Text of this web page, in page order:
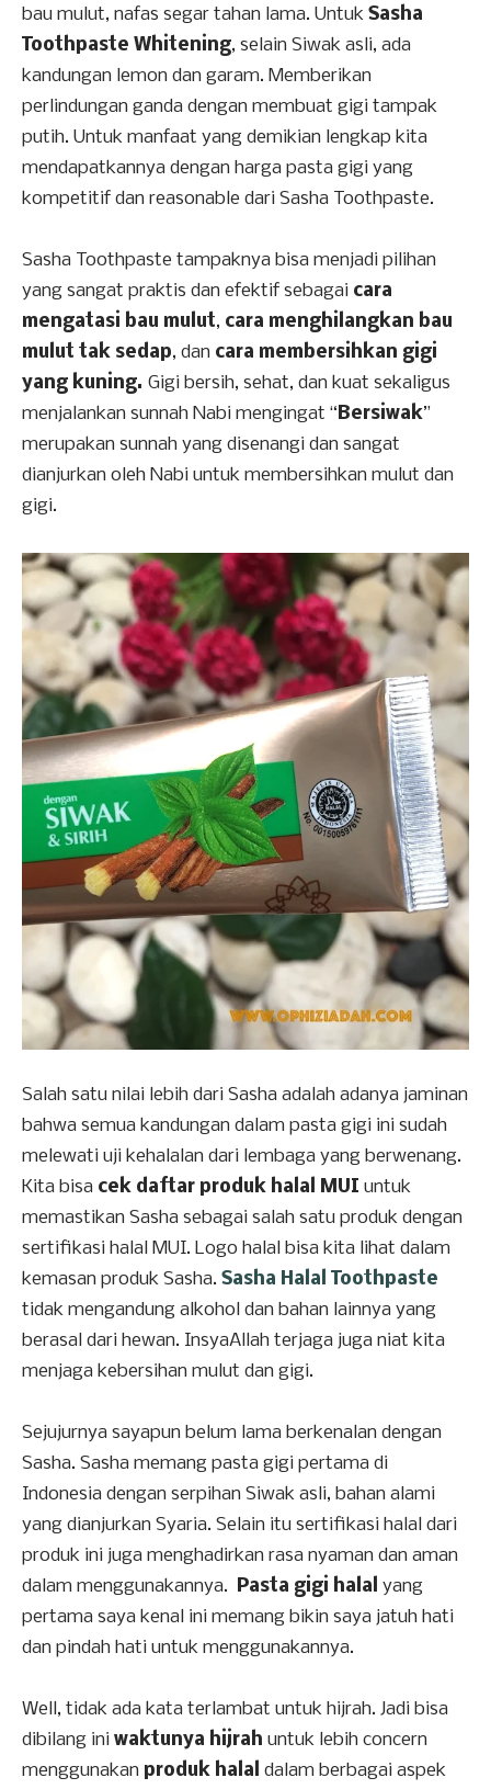
bau mulut, nafas segar tahan lama. Untuk Sasha
Toothpaste Whitening, selain Siwak asli, ada
kandungan lemon dan garam. Memberikan
perlindungan ganda dengan membuat gigi tampak
putih. Untuk manfaat yang demikian lengkap kita
mendapatkannya dengan harga pasta gigi yang
kompetitif dan reasonable dari Sasha Toothpaste.
Sasha Toothpaste tampaknya bisa menjadi pilihan
yang sangat praktis dan efektif sebagai cara
mengatasi bau mulut, cara menghilangkan bau
mulut tak sedap, dan cara membersihkan gigi
yang kuning. Gigi bersih, sehat, dan kuat sekaligus
menjalankan sunnah Nabi mengingat “Bersiwak”
merupakan sunnah yang disenangi dan sangat
dianjurkan oleh Nabi untuk membersihkan mulut dan
gigi.
Salah satu nilai lebih dari Sasha adalah adanya jaminan
bahwa semua kandungan dalam pasta gigi ini sudah
melewati uji kehalalan dari lembaga yang berwenang.
Kita bisa cek daftar produk halal MUI untuk
memastikan Sasha sebagai salah satu produk dengan
sertifikasi halal MUI. Logo halal bisa kita lihat dalam
kemasan produk Sasha. Sasha Halal Toothpaste
tidak mengandung alkohol dan bahan lainnya yang
berasal dari hewan. InsyaAllah terjaga juga niat kita
menjaga kebersihan mulut dan gigi.
Sejujurnya sayapun belum lama berkenalan dengan
Sasha. Sasha memang pasta gigi pertama di
Indonesia dengan serpihan Siwak asli, bahan alami
yang dianjurkan Syaria. Selain itu sertifikasi halal dari
produk ini juga menghadirkan rasa nyaman dan aman
dalam menggunakannya.
Pasta gigi halal yang
pertama saya kenal ini memang bikin saya jatuh hati
dan pindah hati untuk menggunakannya.
Well, tidak ada kata terlambat untuk hijrah. Jadi bisa
dibilang ini waktunya hijrah untuk lebih concern
menggunakan produk halal dalam berbagai aspek